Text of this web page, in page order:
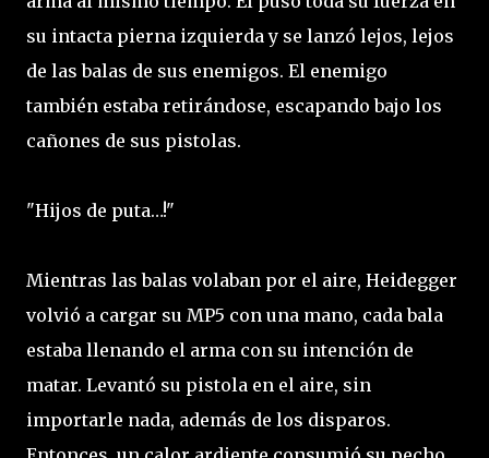
su intacta pierna izquierda y se lanzó lejos, lejos
de las balas de sus enemigos. El enemigo
también estaba retirándose, escapando bajo los
cañones de sus pistolas.
"Hijos de puta…!"
Mientras las balas volaban por el aire, Heidegger
volvió a cargar su MP5 con una mano, cada bala
estaba llenando el arma con su intención de
matar. Levantó su pistola en el aire, sin
importarle nada, además de los disparos.